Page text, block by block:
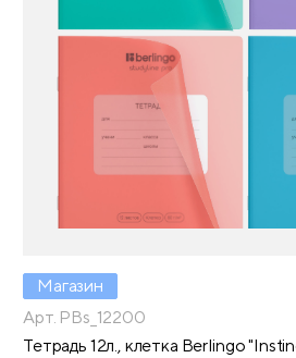
Магазин
Арт. PBs_12200
Тетрадь 12л., клетка Berlingo